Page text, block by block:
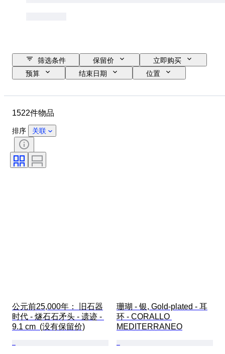
筛选条件 保留价
立即购买
预算
结束日期
位置
状态
证明
签名
切割
Culture
1522件物品
排序 关联
公元前25,000年： 旧石器
时代 - 燧石石矛头 - 遗迹 -
9.1 cm  (没有保留价)
珊瑚 - 银, Gold-plated - 耳
环 - CORALLO
MEDITERRANEO